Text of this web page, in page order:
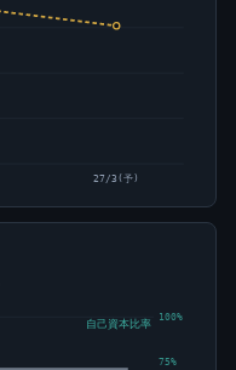
27/3(予)
75%
100%
自己資本比率